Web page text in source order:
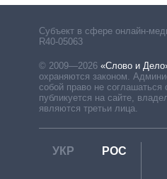
Субъект в сфере онлайн-
R40-05063
© 2009—2026 «Слово и
охраняются законом.
собой право не
публикуется на сайте,
являются третьи лица.
УКР РОС